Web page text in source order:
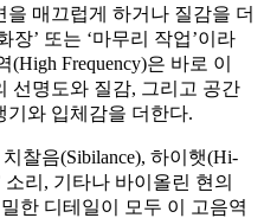
매끄럽게 하거나 질감을 더
장’ 또는 ‘마무리 작업’이라
Frequency)은 바로 이
선명도와 질감, 그리고 공간
기와 입체감을 더한다.
치찰음(Sibilance), 하이햇(Hi-
소리, 기타나 바이올린 현의
한 디테일이 모두 이 고음역